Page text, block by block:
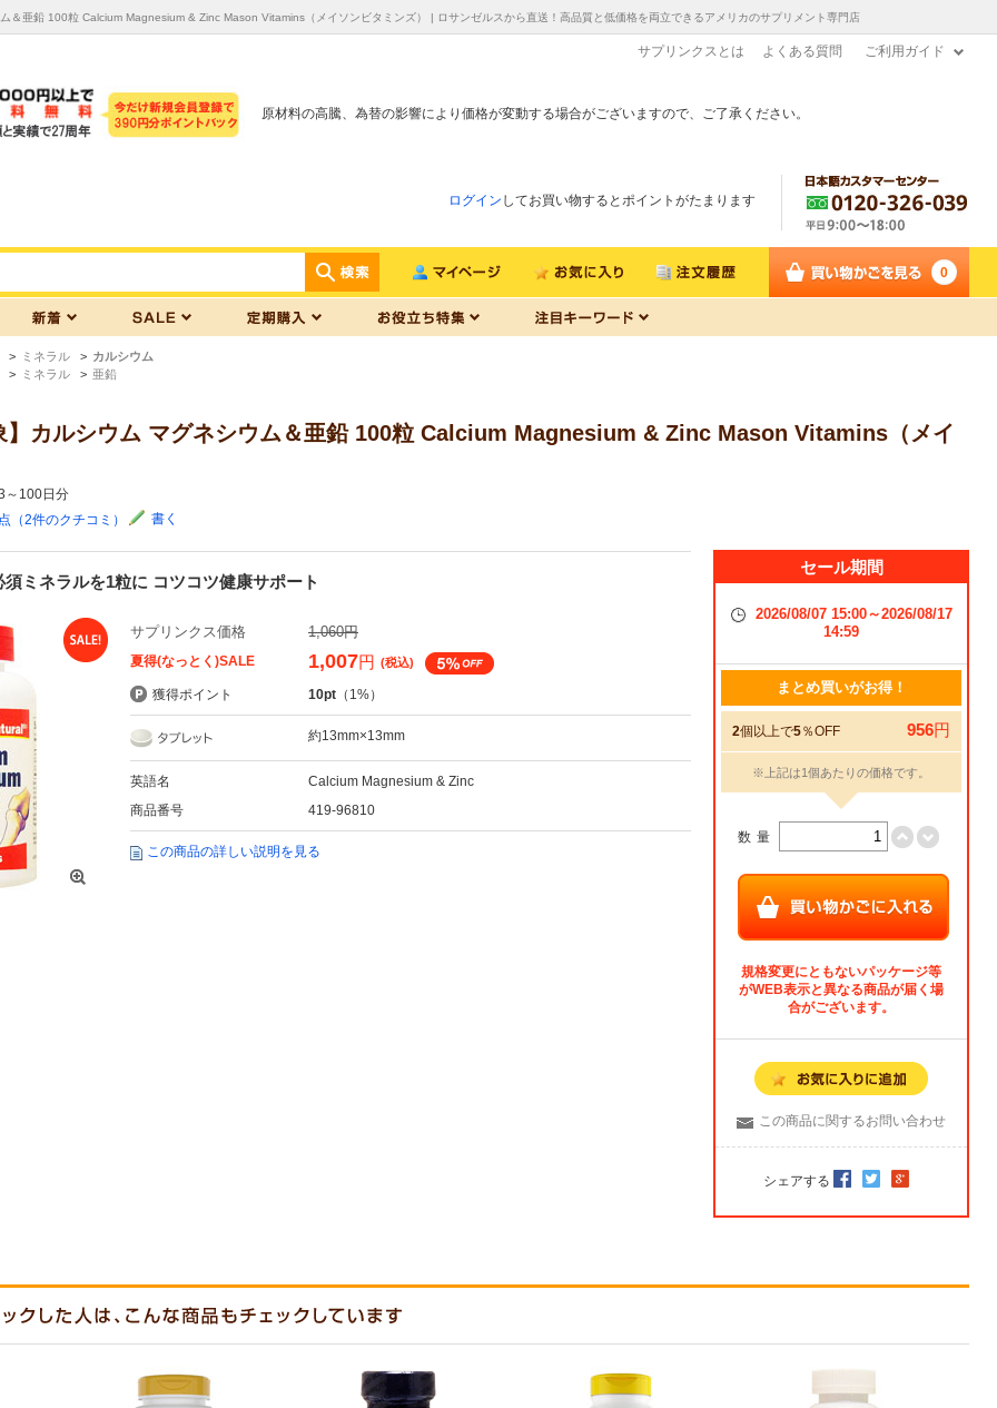
＆亜鉛 100粒 Calcium Magnesium & Zinc Mason Vitamins（メイソンビタミンズ） | ロサンゼルスから直送！高品質と低価格を両立できるアメリカのサプリメント専門店
サプリンクスとは よくある質問 ご利用ガイド
原材料の高騰、為替の影響により価格が変動する場合がございますので、ご了承ください。
ログイン してお買い物するとポイントがたまります
0
> ミネラル > カルシウム
>
ミネラル > 亜鉛
】カルシウム マグネシウム＆亜鉛 100粒 Calcium Magnesium & Zinc Mason Vitamins（メイ
～100日分
（2件のクチコミ）
書く
ミネラルを1粒に コツコツ健康サポート
サプリンクス価格 1,060円
夏得(なっとく)SALE 1,007円 (税込)
獲得ポイント 10pt （1%）
約13mm×13mm
英語名
Calcium Magnesium & Zinc
商品番号
419-96810
この商品の詳しい説明を見る
セール期間
2026/08/07 15:00～2026/08/17
14:59
まとめ買いがお得！
2個以上で5％OFF 956円
※上記は1個あたりの価格です。
数量
規格変更にともないパッケージ等
がWEB表示と異なる商品が届く場
合がございます。
この商品に関するお問い合わせ
シェアする